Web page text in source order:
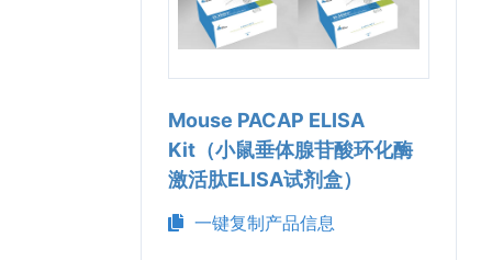
Mouse PACAP ELISA
Kit（小鼠垂体腺苷酸环化酶
激活肽ELISA试剂盒）
一键复制产品信息